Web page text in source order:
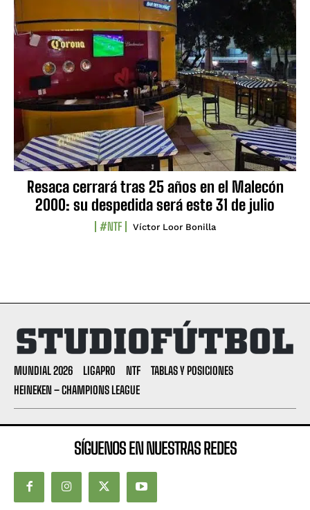
Resaca cerrará tras 25 años en el Malecón
2000: su despedida será este 31 de julio
#NTF Víctor Loor Bonilla
MUNDIAL 2026 LIGAPRO NTF
TABLAS Y POSICIONES
HEINEKEN – CHAMPIONS LEAGUE
SÍGUENOS EN NUESTRAS REDES